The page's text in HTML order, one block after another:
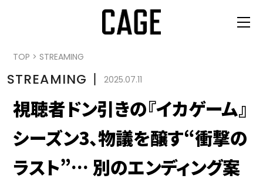
TOP > STREAMING
STREAMING 丨 2025.07.11
視聴者ドン引きの『イカゲーム』
シーズン3、物議を醸す“衝撃の
ラスト”… 別のエンディング案